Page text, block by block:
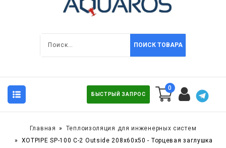
ПОИСК ТОВАРА
БЫСТРЫЙ ЗАПРОС
0
Главная
Теплоизоляция для инженерных систем
XOTPIPE SP-100 C-2 Outside 208x60x50 - Торцевая заглушка